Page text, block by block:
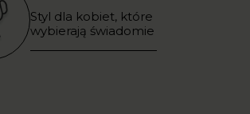
Styl dla kobiet, które
wybierają świadomie